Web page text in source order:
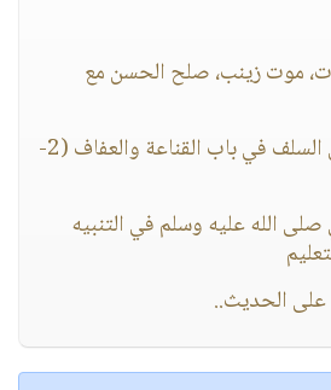
موت زينب، صلح الحسن مع
بعض ما جاء عن السلف في باب القناعة والعفاف (2-
الله عليه وسلم في التنبيه
على الحديث..